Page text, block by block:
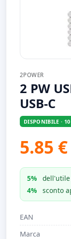
2POWER
2 PW
USB-C
DISPONIBILE ·
5.85 €
5%
4%
sconto
EAN
Marca